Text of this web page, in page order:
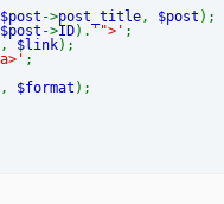
$post ->post_title, $post );
$post ->ID). '">' ;
, $link);
;
, $format );